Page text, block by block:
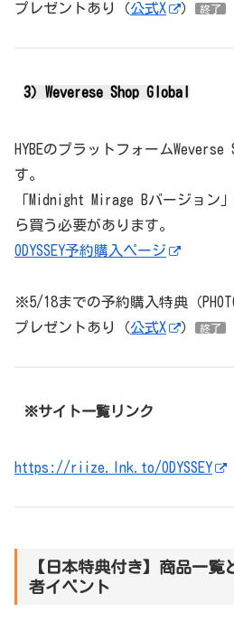
プレゼントあり（公式X ） 終了
3）Weverese Shop Global
HYBEのプラットフォーム
す。
「Midnight Mirage Bバージョン
ら買う必要があります。
ODYSSEY予約購入ページ
※5/18までの予約購入特典（
プレゼントあり（公式X ） 終了
※サイト一覧リンク
https://riize.lnk.to/ODYSSEY
【日本特典付き】商品一覧
者イベント